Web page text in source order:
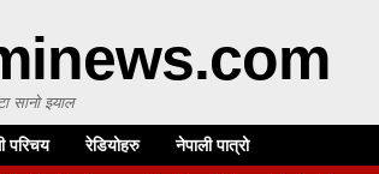
सानो झ्याल
परिचय रेडियोहरु नेपाली पात्रो